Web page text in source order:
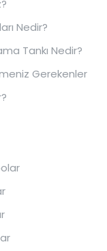
Nedir?
Tankı Nedir?
Gerekenler